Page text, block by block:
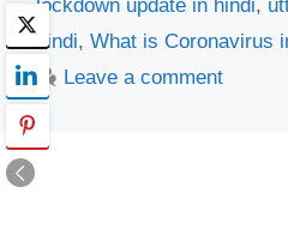
lockdown update in hindi,
hindi, What is Coronavirus
Leave a comment